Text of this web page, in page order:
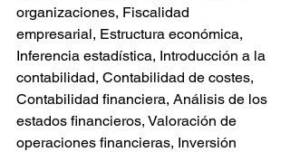
organizaciones, Fiscalidad
empresarial, Estructura económica,
Inferencia estadística, Introducción a la
contabilidad, Contabilidad de costes,
Contabilidad financiera, Análisis de los
estados financieros, Valoración de
operaciones financieras, Inversión